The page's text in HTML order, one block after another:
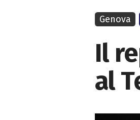
Il
al
Genova